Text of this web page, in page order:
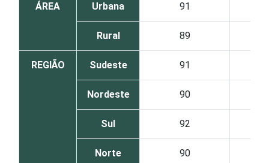
ÁREA Urbana 91
Rural 89
REGIÃO Sudeste 91
Nordeste 90
Sul 92
Norte 90